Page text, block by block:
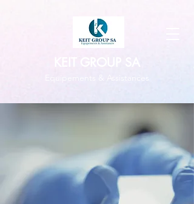
KEIT GROUP SA